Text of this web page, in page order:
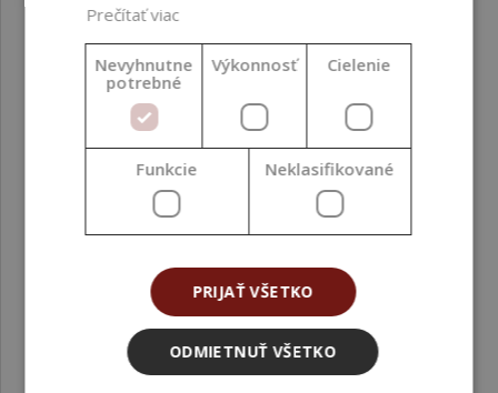
Prečítať viac
Nevyhnutne
potrebné
Výkonnosť Cielenie
Funkcie Neklasifikované
PRIJAŤ VŠETKO
ODMIETNUŤ VŠETKO